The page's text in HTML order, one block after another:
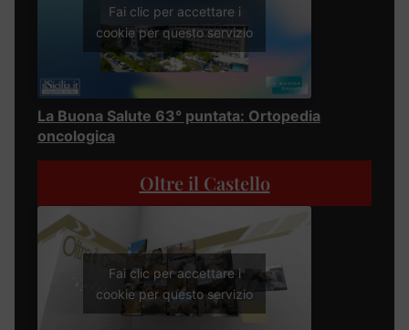
Fai clic per accettare i
cookie per questo servizio
La Buona Salute 63° puntata: Ortopedia
oncologica
Oltre il Castello
Fai clic per accettare i
cookie per questo servizio